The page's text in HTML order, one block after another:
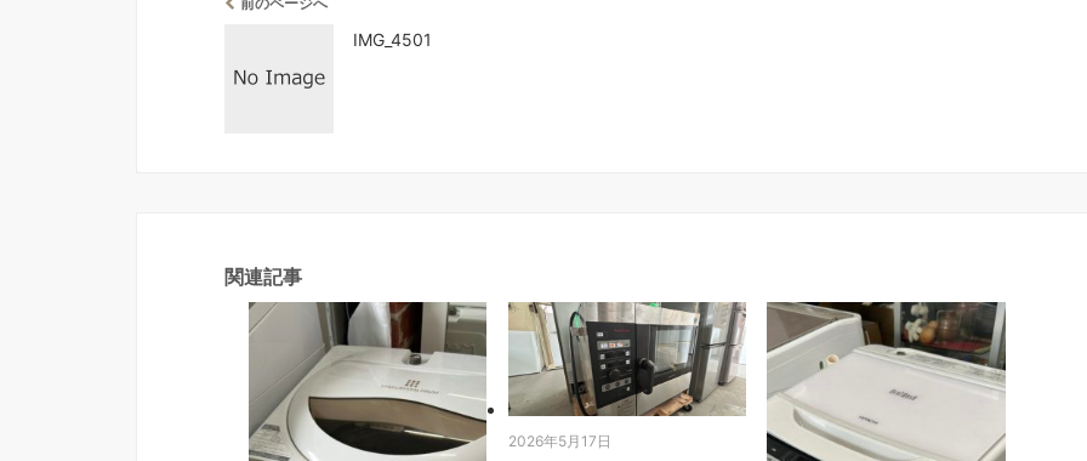
IMG_4501
関連記事
2026年5月17日